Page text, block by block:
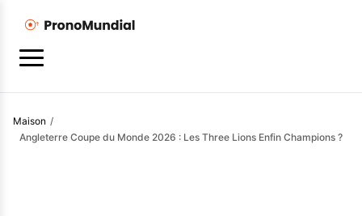
Maison /
Angleterre Coupe du Monde 2026 : Les Three Lions Enfin Champions ?